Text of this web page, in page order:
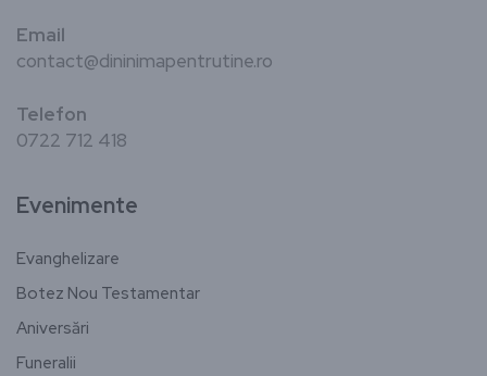
Email
contact@dininimapentrutine.ro
Telefon
0722 712 418
Evenimente
Evanghelizare
Botez Nou Testamentar
Aniversări
Funeralii